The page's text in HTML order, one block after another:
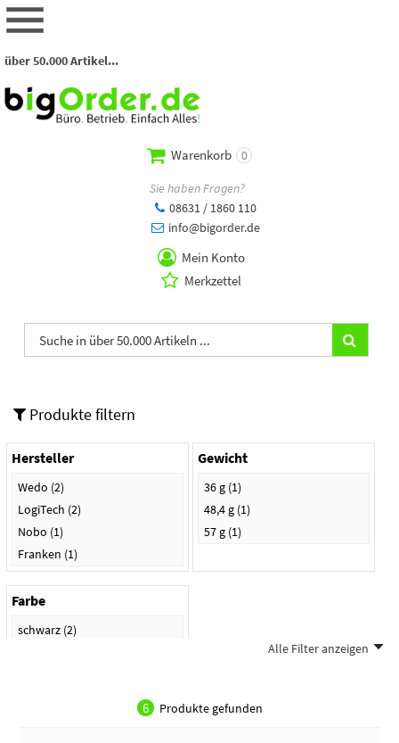
über 50.000 Artikel...
Warenkorb 0
Sie haben Fragen?
08631 / 1860 110
info@bigorder.de
Mein Konto
Merkzettel
Produkte filtern
Hersteller
Wedo (2)
LogiTech (2)
Nobo (1)
Franken (1)
Gewicht
36 g (1)
48,4 g (1)
57 g (1)
Farbe
schwarz (2)
Alle Filter anzeigen
6 Produkte gefunden